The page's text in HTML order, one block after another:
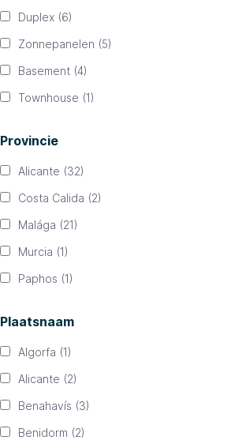
Duplex (6)
Zonnepanelen (5)
Basement (4)
Townhouse (1)
Provincie
Alicante (32)
Costa Calida (2)
Malága (21)
Murcia (1)
Paphos (1)
Plaatsnaam
Algorfa (1)
Alicante (2)
Benahavís (3)
Benidorm (2)